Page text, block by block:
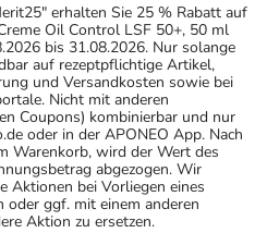
erhalten Sie 25 % Rabatt auf
Oil Control LSF 50+, 50 ml
bis 31.08.2026. Nur solange
auf rezeptpflichtige Artikel,
und Versandkosten sowie bei
Nicht mit anderen
Coupons) kombinierbar und nur
oder in der APONEO App. Nach
Warenkorb, wird der Wert des
abgezogen. Wir
Aktionen bei Vorliegen eines
oder ggf. mit einem anderen
Aktion zu ersetzen.